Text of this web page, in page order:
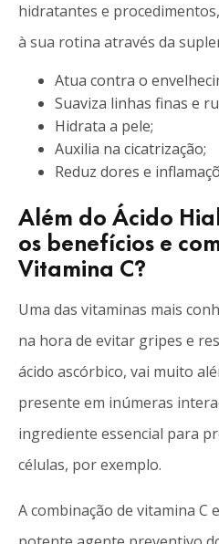
hidratantes e
à sua rotina através da
Atua contra o
Suaviza linhas finas e
Hidrata a pele;
Auxilia na cicatrização;
Reduz dores e
Além do Ácido
os benefícios e
Vitamina C?
Uma das vitaminas mais
na hora de evitar gripes e
ácido ascórbico, vai muito
presente em inúmeras
ingrediente essencial para
células, por exemplo.
A combinação de vitamina C